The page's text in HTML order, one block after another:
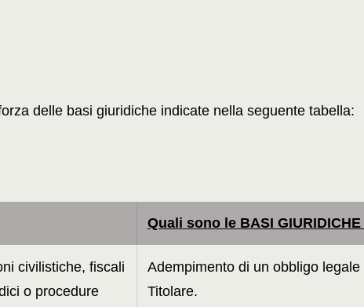
delle basi giuridiche indicate nella seguente tabella:
Quali sono le BASI
civilistiche, fiscali
o procedure
Adempimento di un obbligo legale
Titolare.